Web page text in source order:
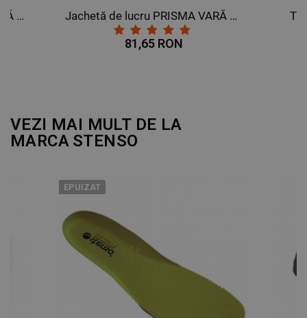
Salopetă de lucru PRISMA VARĂ GRI DESCHIS Jachetă de lucru PRISMA VARĂ ALBASTRU REGAL
81,65 RON
VEZI MAI MULT DE LA
MARCA STENSO
EPUIZAT